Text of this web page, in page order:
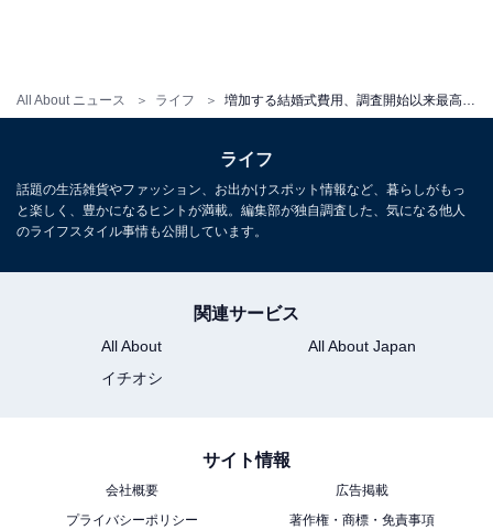
All About ニュース ライフ
結婚式費用、予算の立て方
ライフ
話題の生活雑貨やファッション、お出かけスポット情報など、暮らしがもっ
と楽しく、豊かになるヒントが満載。編集部が独自調査した、気になる他人
のライフスタイル事情も公開しています。
関連サービス
All About
All About Japan
イチオシ
サイト情報
会社概要
広告掲載
プライバシーポリシー
著作権・商標・免責事項